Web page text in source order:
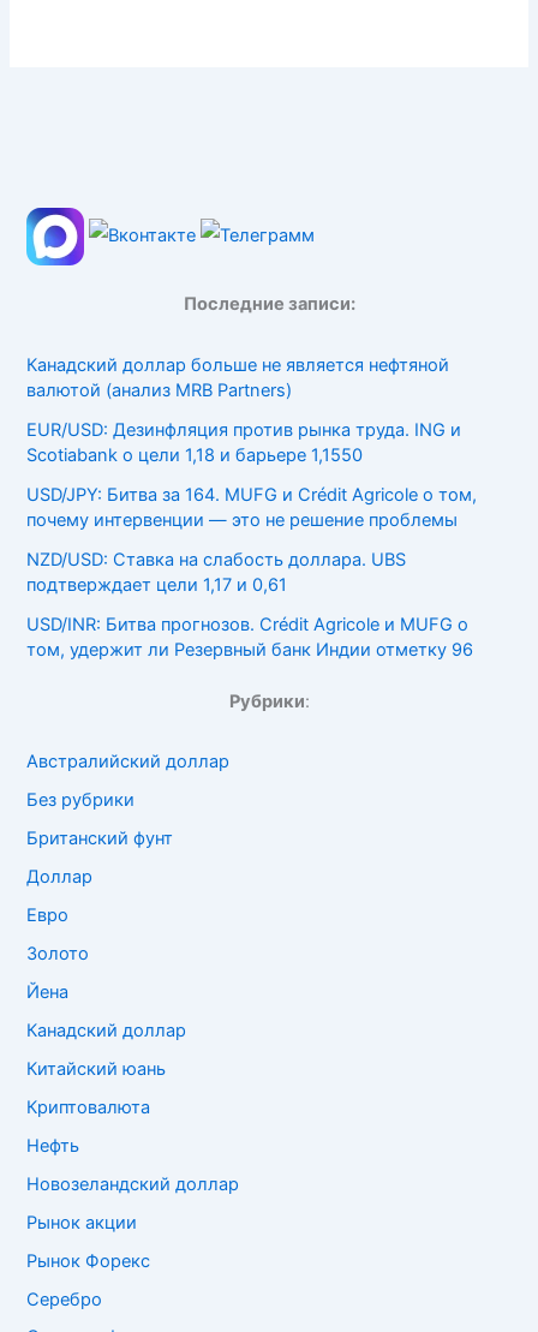
Последние записи:
Канадский доллар больше не является нефтяной
валютой (анализ MRB Partners)
EUR/USD: Дезинфляция против рынка труда. ING и
Scotiabank о цели 1,18 и барьере 1,1550
USD/JPY: Битва за 164. MUFG и Crédit Agricole о том,
почему интервенции — это не решение проблемы
NZD/USD: Ставка на слабость доллара. UBS
подтверждает цели 1,17 и 0,61
USD/INR: Битва прогнозов. Crédit Agricole и MUFG о
том, удержит ли Резервный банк Индии отметку 96
Рубрики:
Австралийский доллар
Без рубрики
Британский фунт
Доллар
Евро
Золото
Йена
Канадский доллар
Китайский юань
Криптовалюта
Нефть
Новозеландский доллар
Рынок акции
Рынок Форекс
Серебро